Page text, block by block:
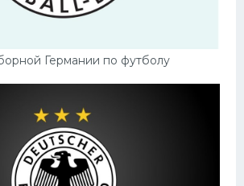
Германии по футболу